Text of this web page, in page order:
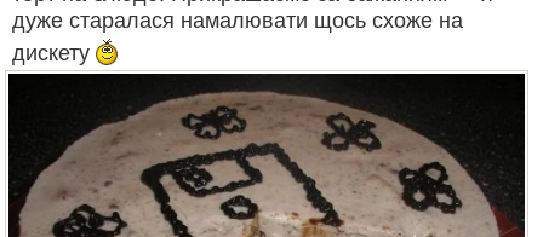
дуже старалася намалювати щось схоже на
дискету